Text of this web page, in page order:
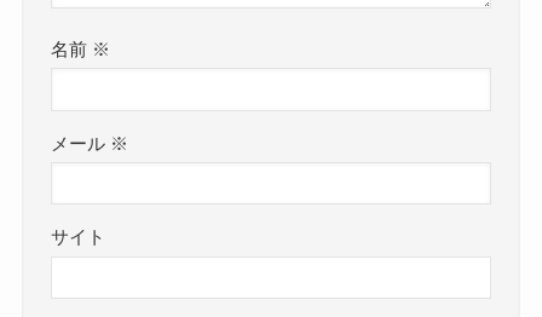
名前 ※
メール ※
サイト